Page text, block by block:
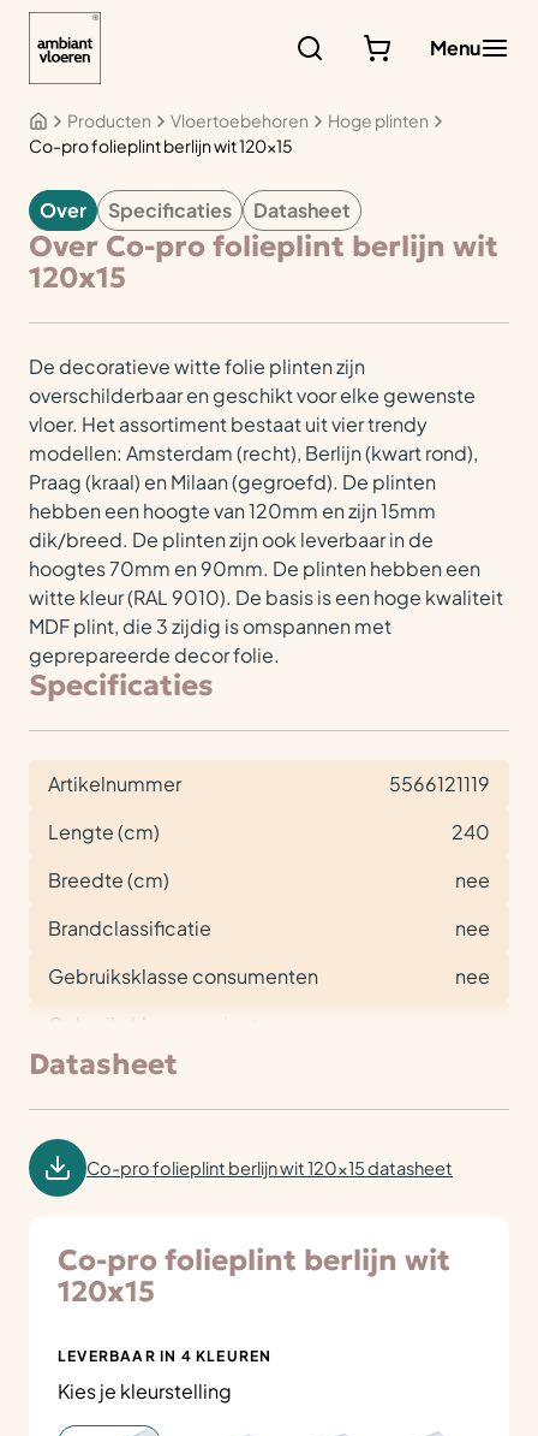
Menu
Producten Vloertoebehoren
Hoge plinten
Co-pro folieplint berlijn wit 120×15
VLOERTOEBEHOREN
Over Specificaties Datasheet
Over Co-pro folieplint berlijn wit
120x15
De decoratieve witte folie plinten zijn
overschilderbaar en geschikt voor elke gewenste
vloer. Het assortiment bestaat uit vier trendy
modellen: Amsterdam (recht), Berlijn (kwart rond),
Praag (kraal) en Milaan (gegroefd). De plinten
hebben een hoogte van 120mm en zijn 15mm
dik/breed. De plinten zijn ook leverbaar in de
hoogtes 70mm en 90mm. De plinten hebben een
witte kleur (RAL 9010). De basis is een hoge kwaliteit
MDF plint, die 3 zijdig is omspannen met
geprepareerde decor folie.
Specificaties
Artikelnummer
5566121119
Lengte (cm)
240
Breedte (cm)
nee
Brandclassificatie
nee
Gebruiksklasse consumenten
nee
Gebruiksklasse project
Datasheet
Co-pro folieplint berlijn wit 120x15 datasheet
Co-pro folieplint berlijn wit
120x15
LEVERBAAR IN 4 KLEUREN
Kies je kleurstelling